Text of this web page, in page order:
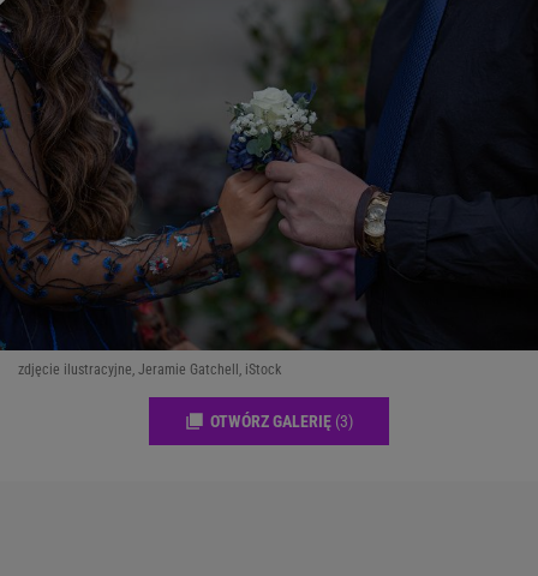
zdjęcie ilustracyjne, Jeramie Gatchell, iStock
OTWÓRZ GALERIĘ (3)